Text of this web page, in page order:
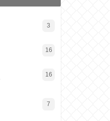
3
16
16
7